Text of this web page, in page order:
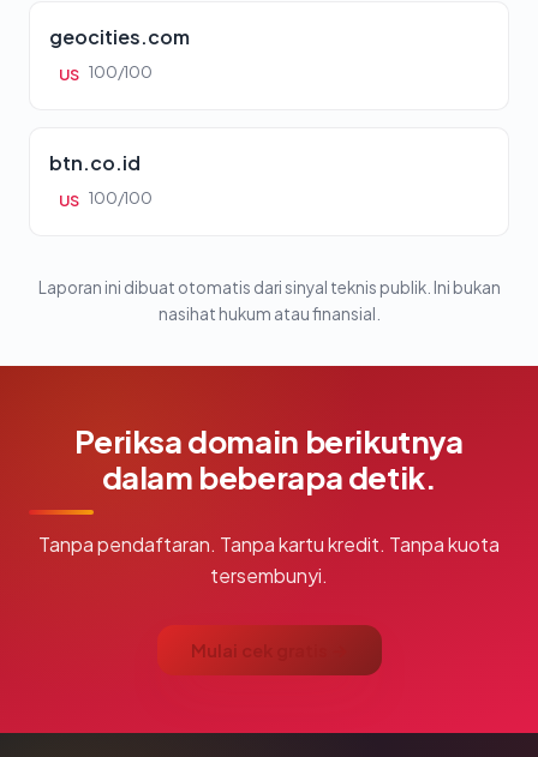
geocities.com
US 100/100
btn.co.id
US 100/100
Laporan ini dibuat otomatis dari sinyal teknis publik. Ini bukan
nasihat hukum atau finansial.
Periksa domain berikutnya
dalam beberapa detik.
Tanpa pendaftaran. Tanpa kartu kredit. Tanpa kuota
tersembunyi.
Mulai cek gratis →